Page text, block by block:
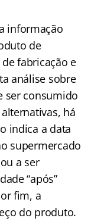
informação
de
fabricação e
análise sobre
ser consumido
há
indica a data
supermercado
a ser
“após”
fim, a
do produto.